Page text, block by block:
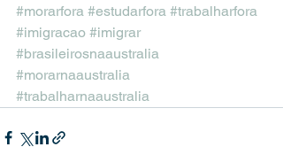
#morarfora #estudarfora #trabalharfora
#imigracao #imigrar
#brasileirosnaaustralia
#morarnaaustralia
#trabalharnaaustralia